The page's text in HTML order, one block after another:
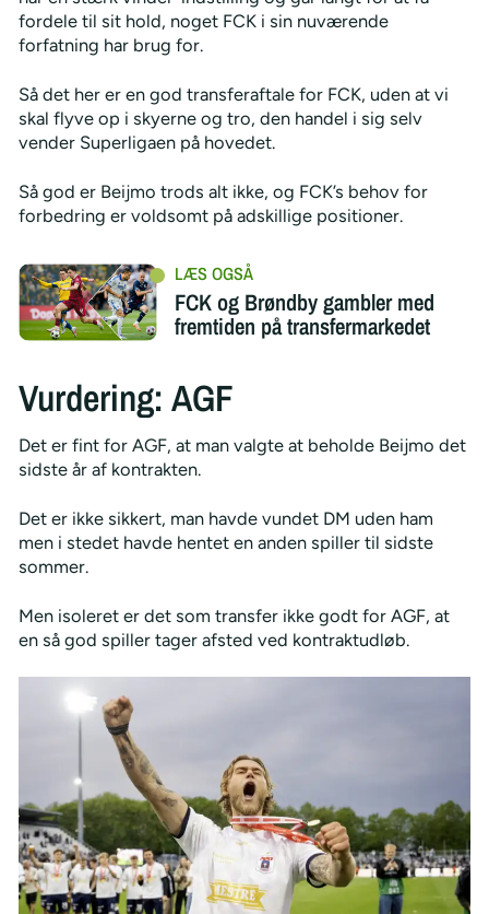
fordele til sit hold, noget FCK i sin nuværende
forfatning har brug for.
Så det her er en god transferaftale for FCK, uden at vi
skal flyve op i skyerne og tro, den handel i sig selv
vender Superligaen på hovedet.
Så god er Beijmo trods alt ikke, og FCK’s behov for
forbedring er voldsomt på adskillige positioner.
FCK og Brøndby gambler med
fremtiden på transfermarkedet
Vurdering: AGF
Det er fint for AGF, at man valgte at beholde Beijmo det
sidste år af kontrakten.
Det er ikke sikkert, man havde vundet DM uden ham
men i stedet havde hentet en anden spiller til sidste
sommer.
Men isoleret er det som transfer ikke godt for AGF, at
en så god spiller tager afsted ved kontraktudløb.